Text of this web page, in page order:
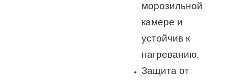
морозильной
камере и
устойчив к
нагреванию.
Защита от